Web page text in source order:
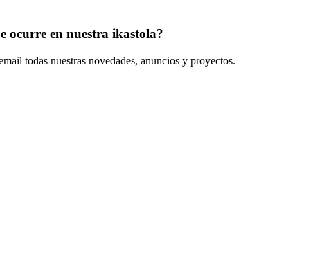
ocurre en nuestra ikastola?
todas nuestras novedades, anuncios y proyectos.